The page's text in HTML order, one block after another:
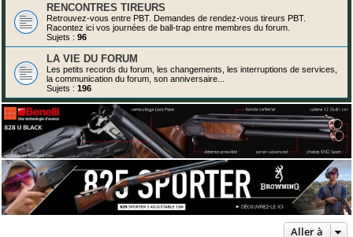
RENCONTRES TIREURS
Retrouvez-vous entre PBT. Demandes de rendez-vous tireurs PBT.
Racontez ici vos journées de ball-trap entre membres du forum.
Sujets : 96
LA VIE DU FORUM
Les petits records du forum, les changements, les interruptions de services,
la communication du forum, son anniversaire...
Sujets : 196
Aller à